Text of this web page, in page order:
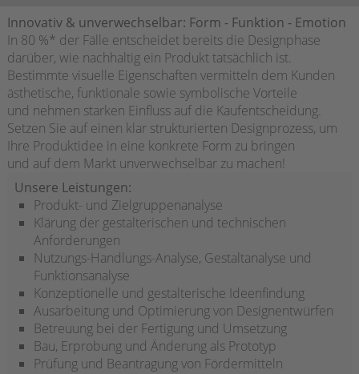
Innovativ & unverwechselbar: Form - Funktion - Emotion
In 80 %* der Fälle entscheidet bereits die Designphase
darüber, wie nachhaltig ein Produkt tatsächlich ist.
Bestimmte visuelle Eigenschaften vermitteln dem Kunden
ästhetische, funktionale sowie symbolische Vorteile
und nehmen starken Einfluss auf die Kaufentscheidung.
Setzen Sie auf einen klar strukturierten Designprozess, um
Ihre Produktidee in eine konkrete Form zu bringen
und auf dem Markt unverwechselbar zu machen!
Unsere Leistungen:
Produkt- und Zielgruppenanalyse
Klärung der gestalterischen und technischen
Anforderungen
Nutzungs-Handlungs-Analyse, Gestaltanalyse und
Funktionsanalyse
Konzeptionelle und gestalterische Ideenfindung
Ausarbeitung und Optimierung von Designentwürfen
Betreuung bei der Fertigung und Umsetzung
Bau, Erprobung und Änderung als Prototyp
Prüfung und Beantragung von Fördermitteln